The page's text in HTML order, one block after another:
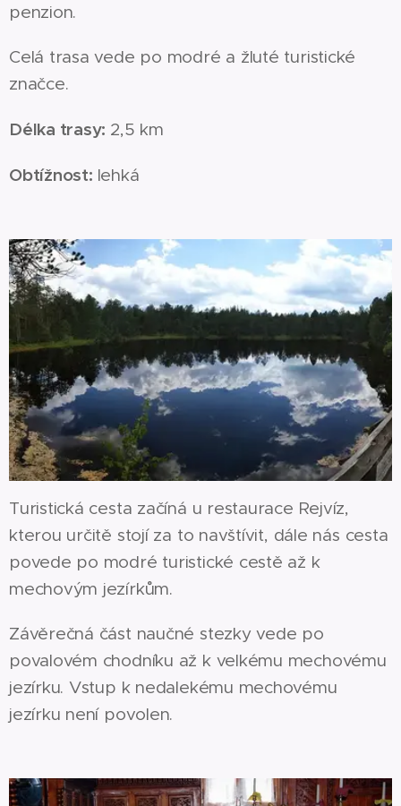
penzion.
Celá trasa vede po modré a žluté turistické
značce.
Délka trasy: 2,5 km
Obtížnost: lehká
Turistická cesta začíná u restaurace Rejvíz,
kterou určitě stojí za to navštívit, dále nás cesta
povede po modré turistické cestě až k
mechovým jezírkům.
Závěrečná část naučné stezky vede po
povalovém chodníku až k velkému mechovému
jezírku. Vstup k nedalekému mechovému
jezírku není povolen.